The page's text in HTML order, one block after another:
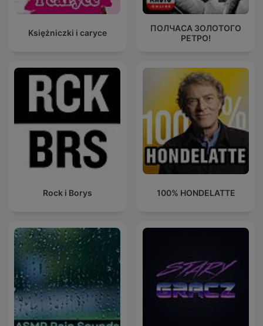
Księżniczki i caryce
ПОЛЧАСА ЗОЛОТОГО
РЕТРО!
Rock i Borys 100% HONDELATTE